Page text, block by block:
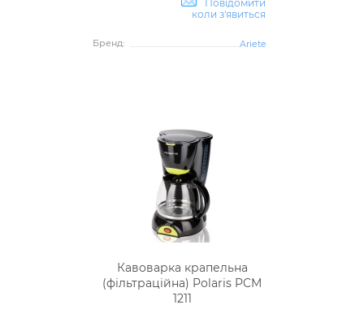
Повідомити
коли з'явиться
Бренд: Ariete
Кавоварка крапельна
(фільтраційна) Polaris PCM
1211